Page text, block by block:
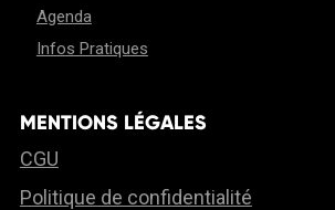
Agenda
Infos Pratiques
MENTIONS LÉGALES
CGU
Politique de confidentialité